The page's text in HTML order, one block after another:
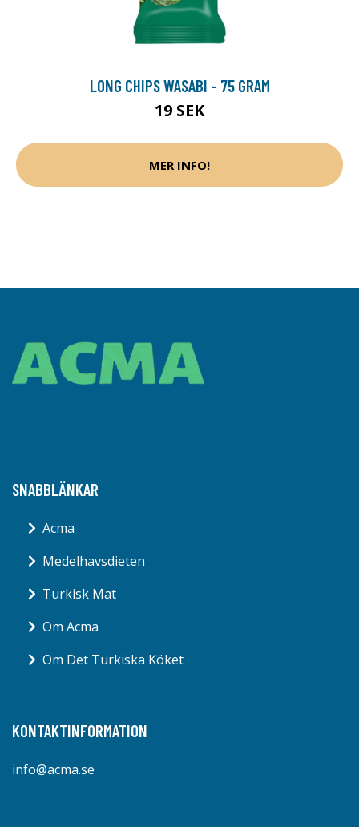
LONG CHIPS WASABI - 75 GRAM
19 SEK
MER INFO!
SNABBLÄNKAR
Acma
Medelhavsdieten
Turkisk Mat
Om Acma
Om Det Turkiska Köket
KONTAKTINFORMATION
info@acma.se